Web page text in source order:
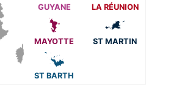
GUYANE LA RÉUNION
MAYOTTE ST MARTIN
ST BARTH